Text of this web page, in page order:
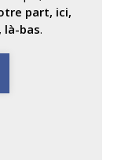
part, ici,
là-bas.